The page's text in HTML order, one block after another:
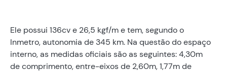
Ele possui 136cv e 26,5 kgf/m e tem, segundo o
Inmetro, autonomia de 345 km. Na questão do espaço
interno, as medidas oficiais são as seguintes: 4,30m
de comprimento, entre-eixos de 2,60m, 1,77m de